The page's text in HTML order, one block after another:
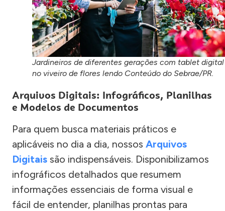
Jardineiros de diferentes gerações com tablet digital
no viveiro de flores lendo Conteúdo do Sebrae/PR.
Arquivos Digitais: Infográficos, Planilhas
e Modelos de Documentos
Para quem busca materiais práticos e
aplicáveis no dia a dia, nossos Arquivos
Digitais são indispensáveis. Disponibilizamos
infográficos detalhados que resumem
informações essenciais de forma visual e
fácil de entender, planilhas prontas para